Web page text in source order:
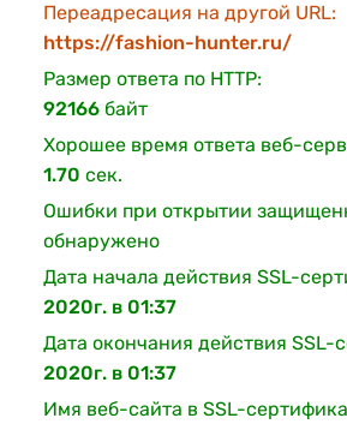
Переадресация на другой URL:
https://fashion-hunter.ru/
Размер ответа по HTTP:
92166 байт
Хорошее время ответа веб-
1.70 сек.
Ошибки при открытии
обнаружено
Дата начала действия SSL-
2020г. в 01:37
Дата окончания действия
2020г. в 01:37
Имя веб-сайта в SSL-